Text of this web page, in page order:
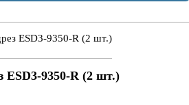
ESD3-9350-R (2 шт.)